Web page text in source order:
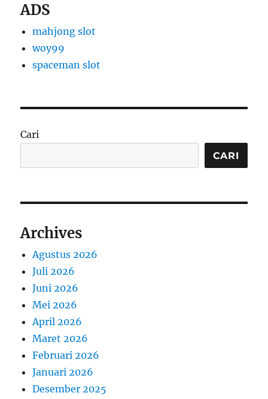
ADS
mahjong slot
woy99
spaceman slot
Cari
CARI
Archives
Agustus 2026
Juli 2026
Juni 2026
Mei 2026
April 2026
Maret 2026
Februari 2026
Januari 2026
Desember 2025